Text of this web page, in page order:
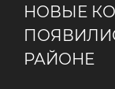
НОВЫЕ
РАЙОНЕ